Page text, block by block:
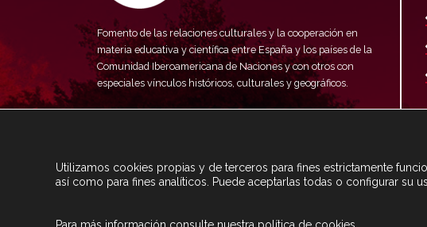
Fomento de las relaciones culturales y la cooperación en
materia educativa y científica entre España y los países de la
Comunidad Iberoamericana de Naciones y con otros con
especiales vínculos históricos, culturales y geográficos.
Utilizamos cookies propias y de terceros para fines estrictamente
así como para fines analíticos. Puede aceptarlas todas o configurar su